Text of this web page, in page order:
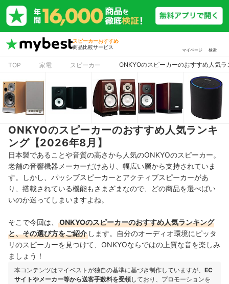
スピーカーおすすめ
商品比較サービス
マイページ 検索
TOP 家電 スピーカー ONKYOのスピーカーのおすすめ人気
ONKYOのスピーカーのおすすめ人気ランキ
ング【2026年8月】
日本製であることや音質の高さから人気のONKYOのスピーカー。
老舗の音響機器メーカーだけあり、幅広い層から支持されていま
す。しかし、パッシブスピーカーとアクティブスピーカーがあ
り、搭載されている機能もさまざまなので、どの商品を選べばい
いのか迷ってしまいますよね。
そこで今回は、 ONKYOのスピーカーのおすすめ人気ランキング
と、その選び方をご紹介 します。自分のオーディオ環境にピッタ
リのスピーカーを見つけて、ONKYOならではの上質な音を楽しみ
ましょう！
本コンテンツはマイベストが独自の基準に基づき制作していますが、 EC
サイトやメーカー等から送客手数料を受領しており、プロモーションを